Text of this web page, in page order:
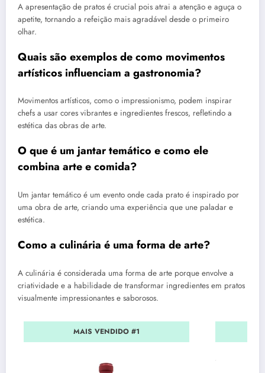
A apresentação de pratos é crucial pois atrai a atenção e aguça o
apetite, tornando a refeição mais agradável desde o primeiro
olhar.
Quais são exemplos de como movimentos
artísticos influenciam a gastronomia?
Movimentos artísticos, como o impressionismo, podem inspirar
chefs a usar cores vibrantes e ingredientes frescos, refletindo a
estética das obras de arte.
O que é um jantar temático e como ele
combina arte e comida?
Um jantar temático é um evento onde cada prato é inspirado por
uma obra de arte, criando uma experiência que une paladar e
estética.
Como a culinária é uma forma de arte?
A culinária é considerada uma forma de arte porque envolve a
criatividade e a habilidade de transformar ingredientes em pratos
visualmente impressionantes e saborosos.
MAIS VENDIDO #1